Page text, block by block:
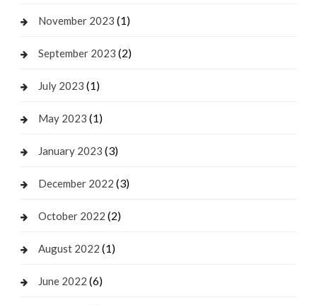
November 2023 (1)
September 2023 (2)
July 2023 (1)
May 2023 (1)
January 2023 (3)
December 2022 (3)
October 2022 (2)
August 2022 (1)
June 2022 (6)